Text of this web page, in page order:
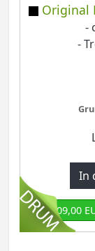
Original
-
-
209,00